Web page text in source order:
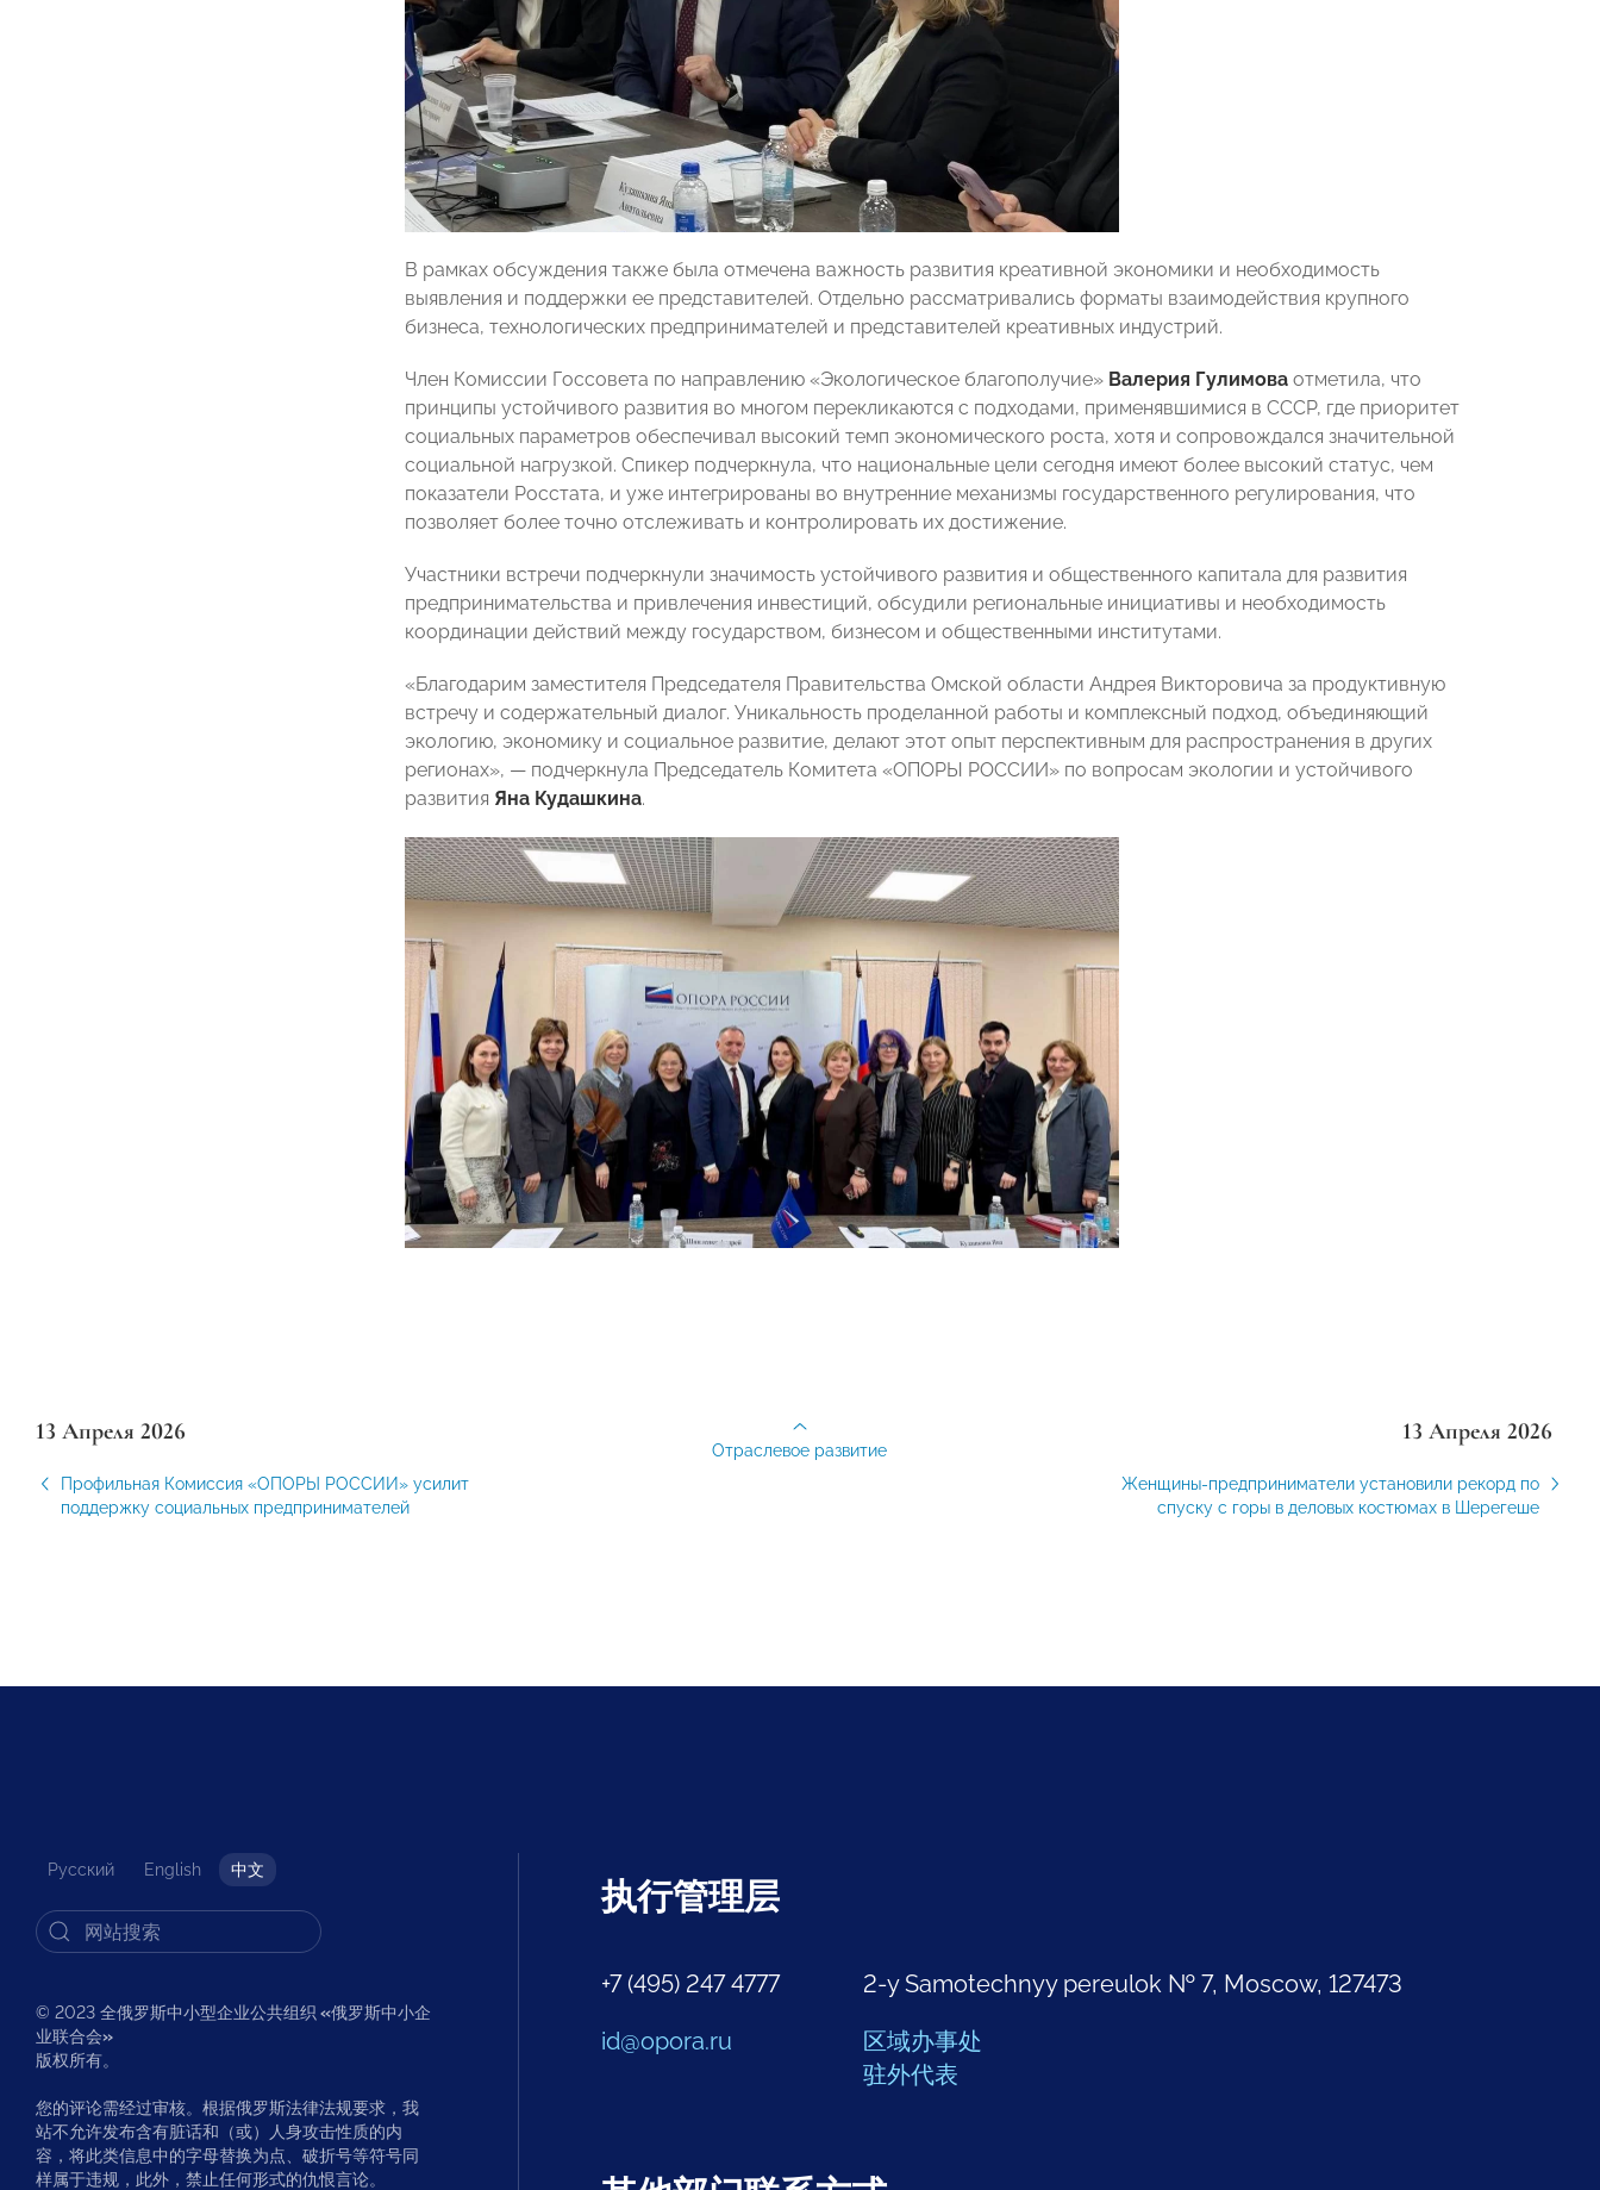
В рамках обсуждения также была отмечена важность развития креативной экономики и необходимость
выявления и поддержки ее представителей. Отдельно рассматривались форматы взаимодействия крупного
бизнеса, технологических предпринимателей и представителей креативных индустрий.
Член Комиссии Госсовета по направлению «Экологическое благополучие» Валерия Гулимова отметила, что
принципы устойчивого развития во многом перекликаются с подходами, применявшимися в СССР, где приоритет
социальных параметров обеспечивал высокий темп экономического роста, хотя и сопровождался значительной
социальной нагрузкой. Спикер подчеркнула, что национальные цели сегодня имеют более высокий статус, чем
показатели Росстата, и уже интегрированы во внутренние механизмы государственного регулирования, что
позволяет более точно отслеживать и контролировать их достижение.
Участники встречи подчеркнули значимость устойчивого развития и общественного капитала для развития
предпринимательства и привлечения инвестиций, обсудили региональные инициативы и необходимость
координации действий между государством, бизнесом и общественными институтами.
«Благодарим заместителя Председателя Правительства Омской области Андрея Викторовича за продуктивную
встречу и содержательный диалог. Уникальность проделанной работы и комплексный подход, объединяющий
экологию, экономику и социальное развитие, делают этот опыт перспективным для распространения в других
регионах», — подчеркнула Председатель Комитета «ОПОРЫ РОССИИ» по вопросам экологии и устойчивого
развития Яна Кудашкина.
13 Апреля 2026
Профильная Комиссия «ОПОРЫ РОССИИ» усилит
поддержку социальных предпринимателей
13 Апреля 2026
Женщины-предприниматели установили рекорд по
спуску с горы в деловых костюмах в Шерегеше
Отраслевое развитие
Русский English 中文
© 2023 全俄罗斯中小型企业公共组织 «俄罗斯中小企
业联合会»
版权所有。
您的评论需经过审核。根据俄罗斯法律法规要求，我
站不允许发布含有脏话和（或）人身攻击性质的内
容，将此类信息中的字母替换为点、破折号等符号同
样属于违规，此外，禁止任何形式的仇恨言论。
执行管理层
+7 (495) 247 4777
id@opora.ru
2-y Samotechnyy pereulok № 7, Moscow, 127473
区域办事处
驻外代表